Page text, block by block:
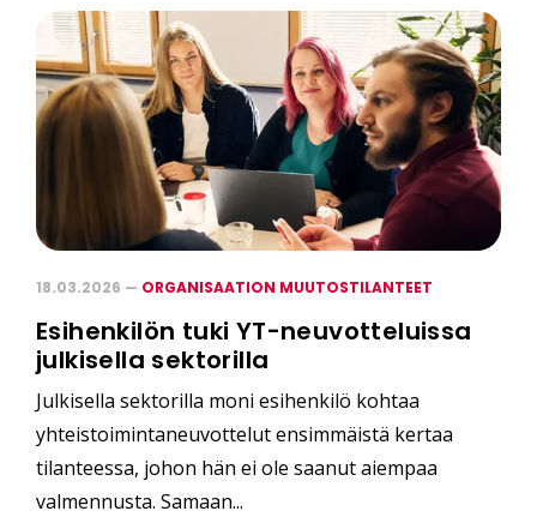
18.03.2026 — ORGANISAATION MUUTOSTILANTEET
Esihenkilön tuki YT-neuvotteluissa
julkisella sektorilla
Julkisella sektorilla moni esihenkilö kohtaa
yhteistoimintaneuvottelut ensimmäistä kertaa
tilanteessa, johon hän ei ole saanut aiempaa
valmennusta. Samaan...